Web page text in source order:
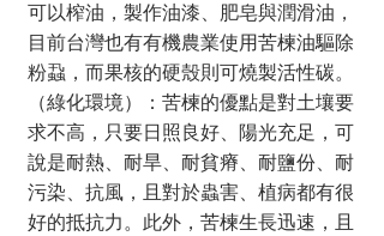
可以榨油，製作油漆、肥皂與潤滑油，
目前台灣也有有機農業使用苦楝油驅除
粉蝨，而果核的硬殼則可燒製活性碳。
​（綠化環境）：苦楝的優點是對土壤要
求不高，只要日照良好、陽光充足，可
說是耐熱、耐旱、耐貧瘠、耐鹽份、耐
污染、抗風，且對於蟲害、植病都有很
好的抵抗力。此外，苦楝生長迅速，且